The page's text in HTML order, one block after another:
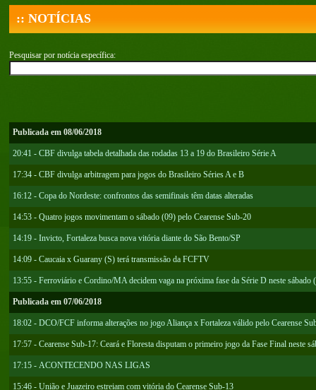
:: NOTÍCIAS
Pesquisar por notícia específica:
Publicada em 08/06/2018
20:41 - CBF divulga tabela detalhada das rodadas 13 a 19 do Brasileiro Série A
17:34 - CBF divulga arbitragem para jogos do Brasileiro Séries A e B
16:12 - Copa do Nordeste: confrontos das semifinais têm datas alteradas
14:53 - Quatro jogos movimentam o sábado (09) pelo Cearense Sub-20
14:19 - Invicto, Fortaleza busca nova vitória diante do São Bento/SP
14:09 - Caucaia x Guarany (S) terá transmissão da FCFTV
13:55 - Ferroviário e Cordino/MA decidem vaga na próxima fase da Série D neste sábado
Publicada em 07/06/2018
18:02 - DCO/FCF informa alterações no jogo Aliança x Fortaleza válido pelo Cearense
17:57 - Cearense Sub-17: Ceará e Floresta disputam o primeiro jogo da Fase Final neste
17:15 - ACONTECENDO NAS LIGAS
15:46 - União e Juazeiro estreiam com vitória do Cearense Sub-13